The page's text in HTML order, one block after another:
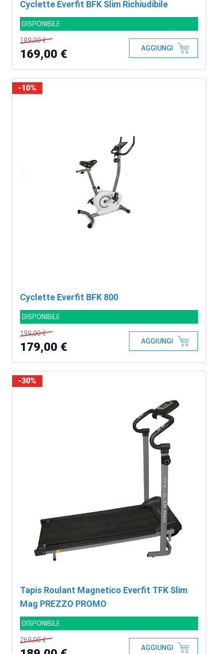
Cyclette Everfit BFK Slim Richiudibile
DISPONIBILE
189,00 €
169,00 € AGGIUNGI
Cyclette Everfit BFK 800
DISPONIBILE
-10%
199,00 €
179,00 € AGGIUNGI
Tapis Roulant Magnetico Everfit TFK Slim
Mag PREZZO PROMO
DISPONIBILE
-30%
269,00 €
AGGIUNGI